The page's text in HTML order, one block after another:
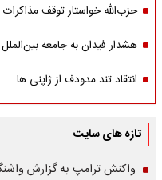
حزب‌الله خواستار توقف
هشدار فیدان به جامعه بین‌الملل
انتقاد تند مدودف از ژاپنی ها
تازه های سایت
واکنش ترامپ به گزارش